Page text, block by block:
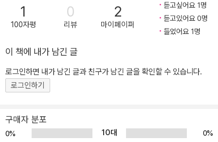
1
100자평
0
리뷰
2
마이페이퍼
듣고싶어요 1명
듣고있어요 0명
들었어요 1명
이 책에 내가 남긴 글
로그인하면 내가 남긴 글과 친구가 남긴 글을 확인할 수 있습니다.
로그인하기
구매자 분포
0% 10대
0%